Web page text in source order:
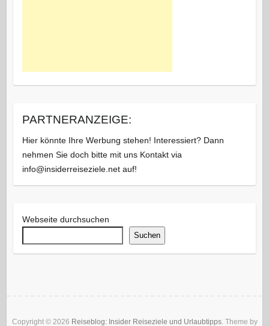
PARTNERANZEIGE:
Hier könnte Ihre Werbung stehen! Interessiert? Dann
nehmen Sie doch bitte mit uns Kontakt via
info@insiderreiseziele.net auf!
Webseite durchsuchen
Suchen
Copyright © 2026 Reiseblog: Insider Reiseziele und Urlaubtipps. Theme by